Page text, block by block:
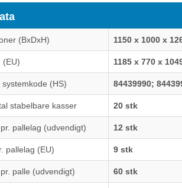
(BxDxH) 1150 x 1000 x
(EU) 1185 x 770 x
(HS) 84439990;
stabelbare kasser 20 stk
pallelag (udvendigt) 12 stk
pallelag (EU) 9 stk
palle (udvendigt) 60 stk